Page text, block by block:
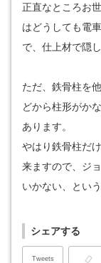
正直なところお
はどうしても電
で、仕上材で隠
ただ、鉄骨柱を
どから柱形がか
あります。
やはり鉄骨柱だ
来ますので、ジ
いかない、とい
シェアする
Tweets